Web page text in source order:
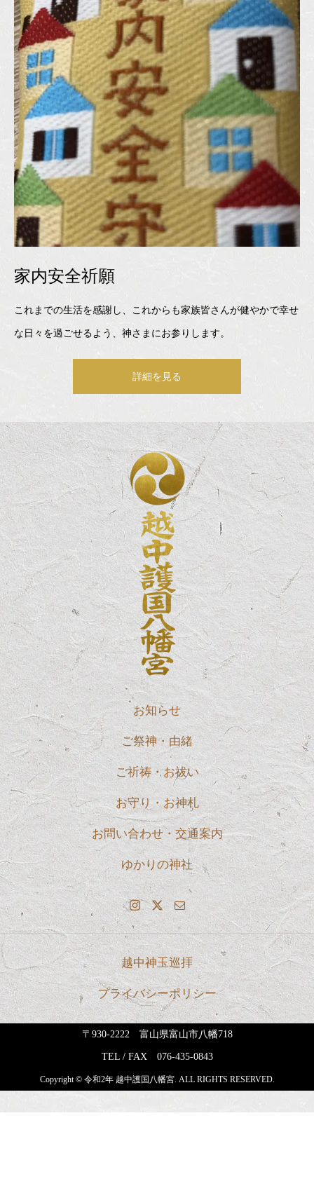
家内安全祈願
これまでの生活を感謝し、これからも家族皆さんが健やかで幸せ
な日々を過ごせるよう、神さまにお参りします。
詳細を見る
お知らせ
ご祭神・由緒
ご祈祷・お祓い
お守り・お神札
お問い合わせ・交通案内
ゆかりの神社
越中神玉巡拝
プライバシーポリシー
〒930-2222 富山県富山市八幡718
TEL / FAX 076-435-0843
Copyright © 令和2年 越中護国八幡宮. ALL RIGHTS RESERVED.